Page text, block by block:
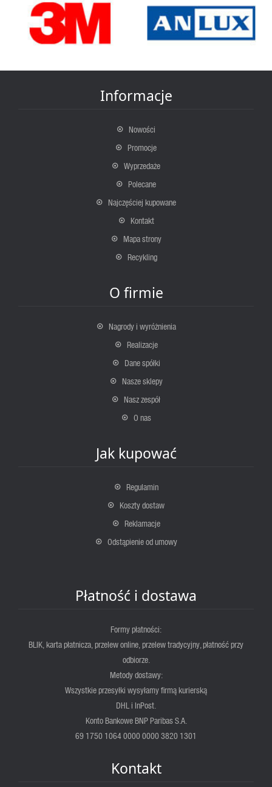
Informacje
Nowości
Promocje
Wyprzedaże
Polecane
Najczęściej kupowane
Kontakt
Mapa strony
Recykling
O firmie
Nagrody i wyróżnienia
Realizacje
Dane spółki
Nasze sklepy
Nasz zespół
O nas
Jak kupować
Regulamin
Koszty dostaw
Reklamacje
Odstąpienie od umowy
Płatność i dostawa
Formy płatności:
BLIK, karta płatnicza, przelew online, przelew tradycyjny, płatność przy
odbiorze.
Metody dostawy:
Wszystkie przesyłki wysyłamy firmą kurierską
DHL i InPost.
Konto Bankowe BNP Paribas S.A.
69 1750 1064 0000 0000 3820 1301
Kontakt